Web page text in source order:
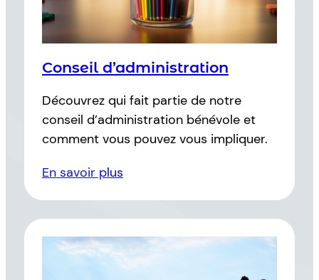
Conseil d’administration
Découvrez qui fait partie de notre
conseil d’administration bénévole et
comment vous pouvez vous impliquer.
En savoir plus